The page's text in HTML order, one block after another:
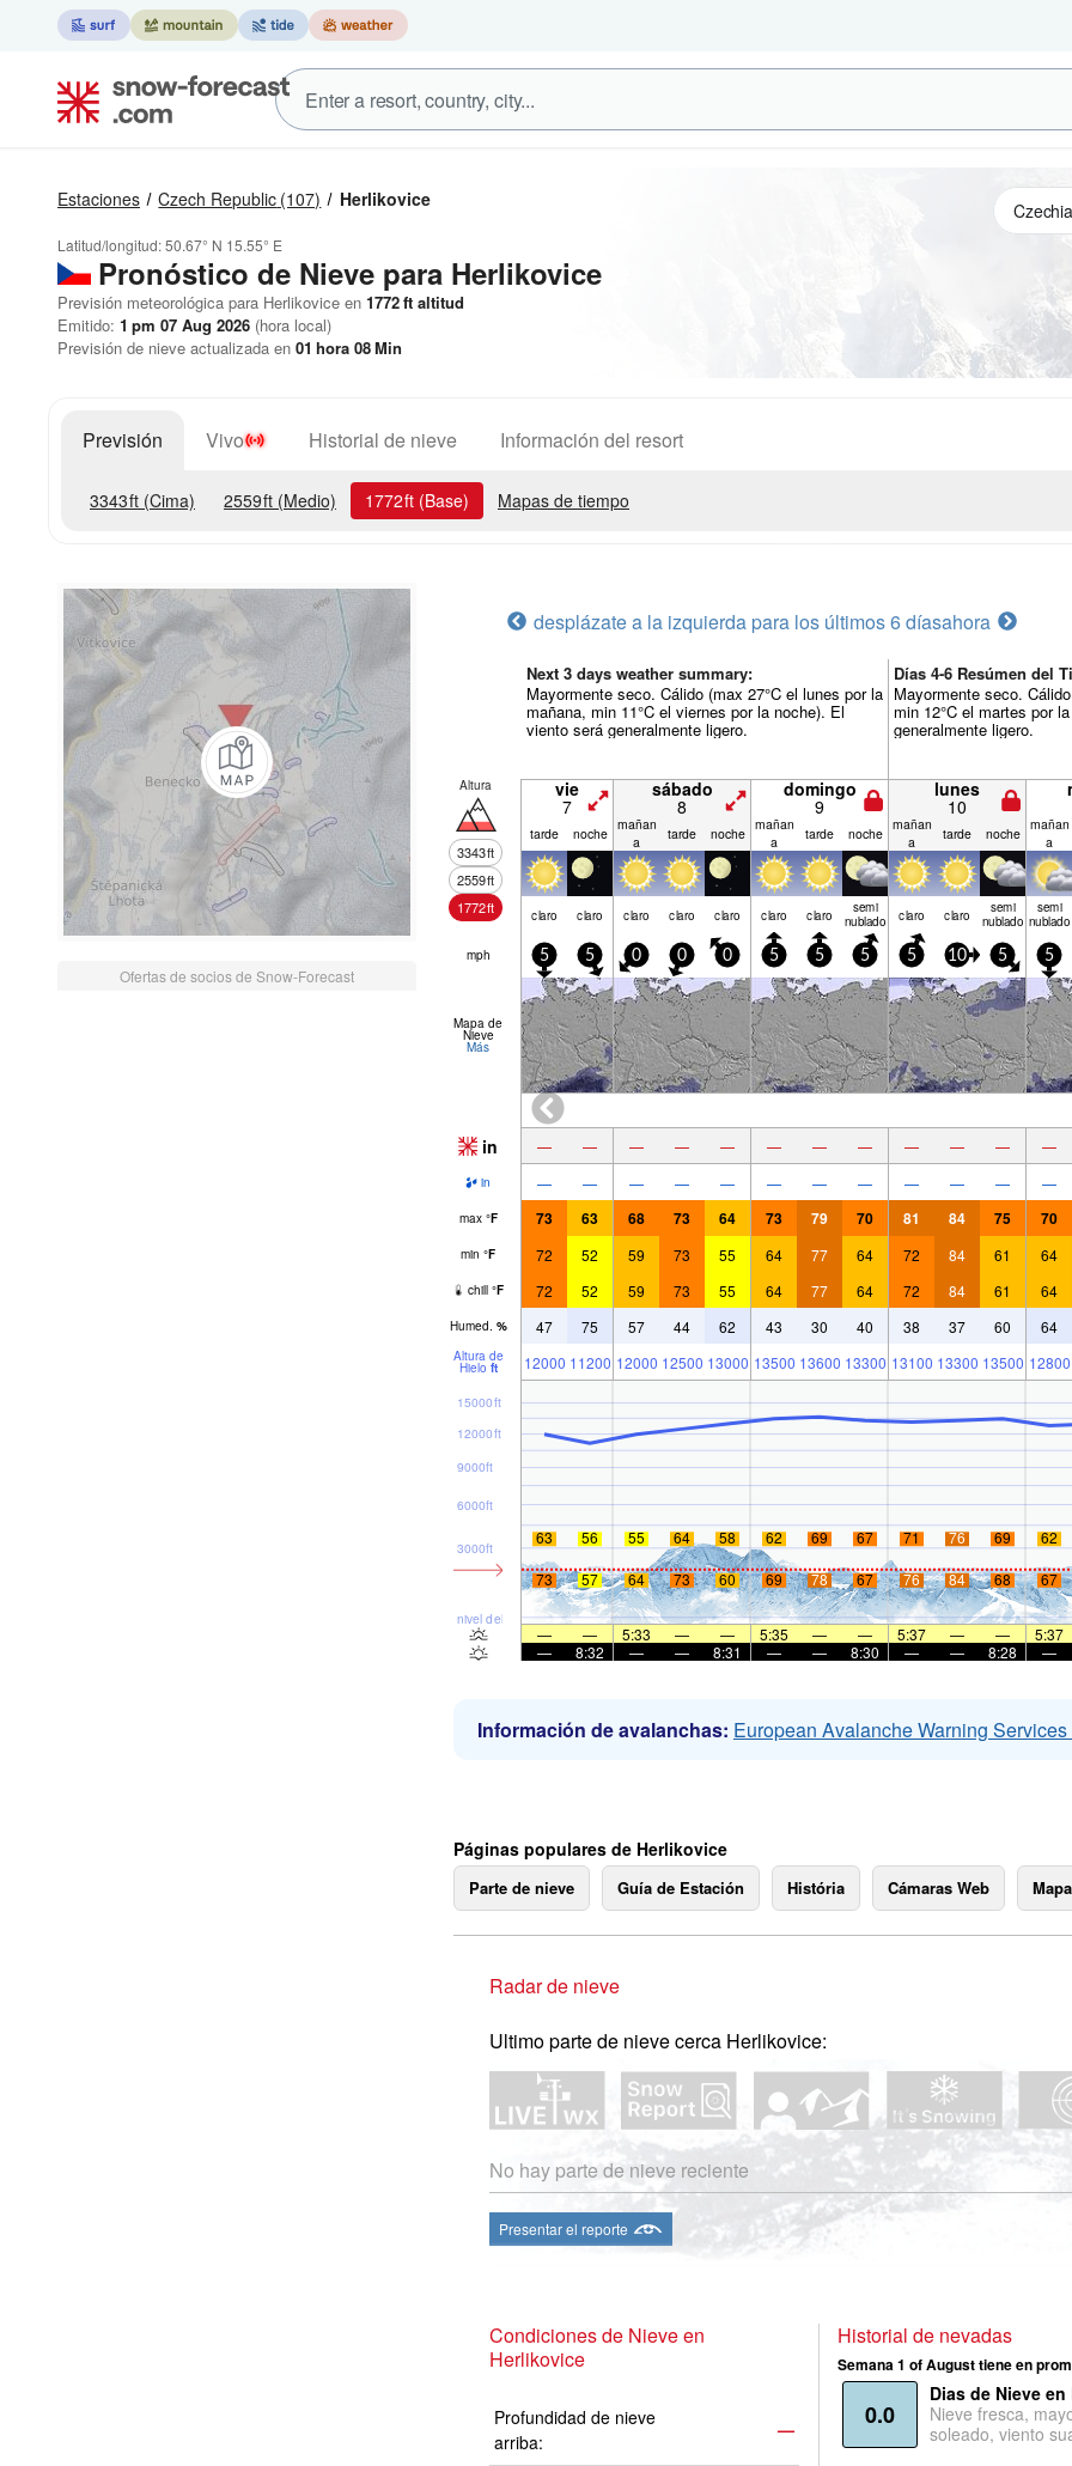
Estaciones Czech Republic (107) Herlikovice
Latitud/longitud:50.67° N 15.55° E
Pronóstico de Nieve para Herlikovice
Previsión meteorológica para Herlikovice en 1772ft altitud
Emitido: 1 pm 07 Aug 2026 (hora local)
Previsión de nieve actualizada en 01 hora 08Min
Previsión Vivo Historial de nieve Información del resort
3343ft (Cima) 2559ft (Medio) 1772ft (Base) Mapas de tiempo
Ofertas de socios de Snow-Forecast
desplázate a la izquierda para los últimos 6 díasahora
Next 3 days weather summary:
Mayormente seco. Cálido (max 27°C el lunes por la
mañana, min 11°C el viernes por la noche). El
viento será generalmente ligero.
Días 4-6 Resúmen del
Mayormente seco.
min 12°C el martes por
generalmente ligero.
Altura
3343ft
2559ft
1772ft
vie
7
sábado
8
domingo
9
lunes
10
tarde noche mañan
a
tarde noche mañan
a
tarde noche mañan
a
tarde noche mañan
a
claro claro claro claro claro claro claro semi
nublado claro claro semi
nublado
semi
nublado
mph 5 5 0 0 0 5 5 5 5 10 5 5
Mapa de
Nieve
Más
in — — — — — — — — — — — —
in — — — — — — — — — — — —
max °F 73 63 68 73 64 73 79 70 81 84 75 70
min °F 72 52 59 73 55 64 77 64 72 84 61 64
chill °F 72 52 59 73 55 64 77 64 72 84 61 64
Humed. % 47 75 57 44 62 43 30 40 38 37 60 64
Altura de
Hielo ft 12000 11200 12000 12500 13000 13500 13600 13300 13100 13300 13500 12800
nivel del mar
3000ft
6000ft
9000ft
12000ft
15000ft
63 56 55 64 58 62 69 67 71 76 69 62
73 57 64 73 60 69 78 67 76 84 68 67
— — 5:33 — — 5:35 — — 5:37 — — 5:37
—
8:32 — — 8:31 — — 8:30 — — 8:28 —
Información de avalanchas: European Avalanche Warning Services
Páginas populares de Herlikovice
Parte de nieve Guía de Estación História Cámaras Web
Radar de nieve
Ultimo parte de nieve cerca Herlikovice:
No hay parte de nieve reciente
Presentar el reporte
Condiciones de Nieve en
Herlikovice
Profundidad de nieve
arriba:
—
Historial de nevadas
Semana 1 of August tiene en
0.0
Dias de Nieve en
Nieve fresca,
soleado, viento